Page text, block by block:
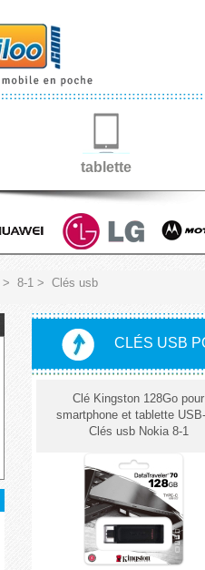
tablette
> 8-1 > Clés usb
CLÉS USB
Clé Kingston 128Go pour
smartphone et tablette
Clés usb Nokia 8-1